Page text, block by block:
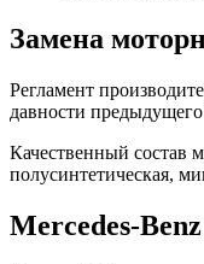
Замена
Регламент
давности
Качественный состав
полусинтетическая,
Mercedes-